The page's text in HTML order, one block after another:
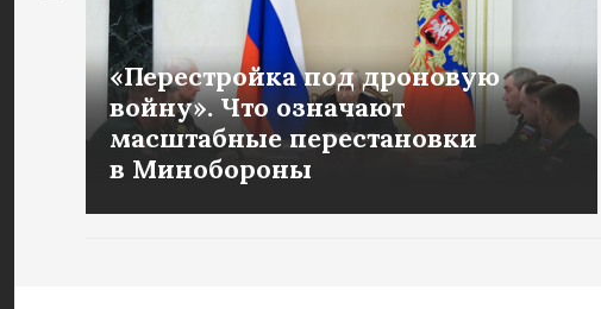
«Перестройка под дроновую
войну». Что означают
масштабные перестановки
в Минобороны